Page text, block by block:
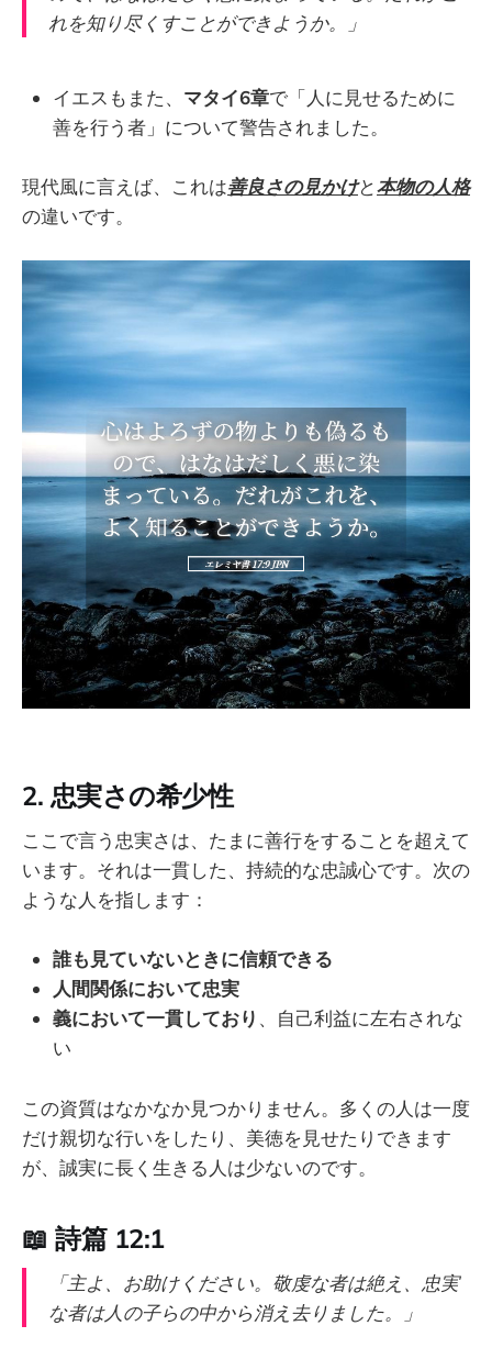
れを知り尽くすことができようか。」
イエスもまた、 マタイ6章で「人に見せるために
善を行う者」について警告されました。
現代風に言えば、これは善良さの見かけと本物の人格
の違いです。
2. 忠実さの希少性
ここで言う忠実さは、たまに善行をすることを超えて
います。それは一貫した、持続的な忠誠心です。次の
ような人を指します：
誰も見ていないときに信頼できる
人間関係において忠実
義において一貫しており 、自己利益に左右されな
い
この資質はなかなか見つかりません。多くの人は一度
だけ親切な行いをしたり、美徳を見せたりできます
が、誠実に長く生きる人は少ないのです。
📖詩篇 12:1
「主よ、お助けください。敬虔な者は絶え、忠実
な者は人の子らの中から消え去りました。」